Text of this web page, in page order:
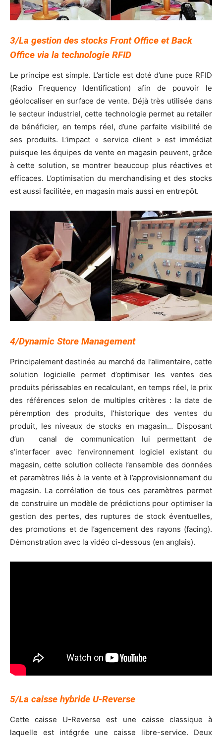
3/La gestion des stocks Front Office et Back
Office via la technologie RFID
Le principe est simple. L’article est doté d’une puce RFID
(Radio Frequency Identification) afin de pouvoir le
géolocaliser en surface de vente. Déjà très utilisée dans
le secteur industriel, cette technologie permet au retailer
de bénéficier, en temps réel, d’une parfaite visibilité de
ses produits. L’impact « service client » est immédiat
puisque les équipes de vente en magasin peuvent, grâce
à cette solution, se montrer beaucoup plus réactives et
efficaces. L’optimisation du merchandising et des stocks
est aussi facilitée, en magasin mais aussi en entrepôt.
4/Dynamic Store Management
Principalement destinée au marché de l’alimentaire, cette
solution logicielle permet d’optimiser les ventes des
produits périssables en recalculant, en temps réel, le prix
des références selon de multiples critères : la date de
péremption des produits, l’historique des ventes du
produit, les niveaux de stocks en magasin… Disposant
d’un canal de communication lui permettant de
s’interfacer avec l’environnement logiciel existant du
magasin, cette solution collecte l’ensemble des données
et paramètres liés à la vente et à l’approvisionnement du
magasin. La corrélation de tous ces paramètres permet
de construire un modèle de prédictions pour optimiser la
gestion des pertes, des ruptures de stock éventuelles,
des promotions et de l’agencement des rayons (facing).
Démonstration avec la vidéo ci-dessous (en anglais).
5/La caisse hybride U-Reverse
Cette caisse U-Reverse est une caisse classique à
laquelle est intégrée une caisse libre-service. Deux